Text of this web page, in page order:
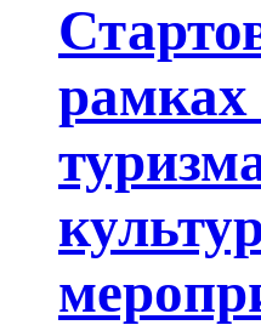
рамках